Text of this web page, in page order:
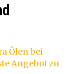
Ölen bei
Angebot zu